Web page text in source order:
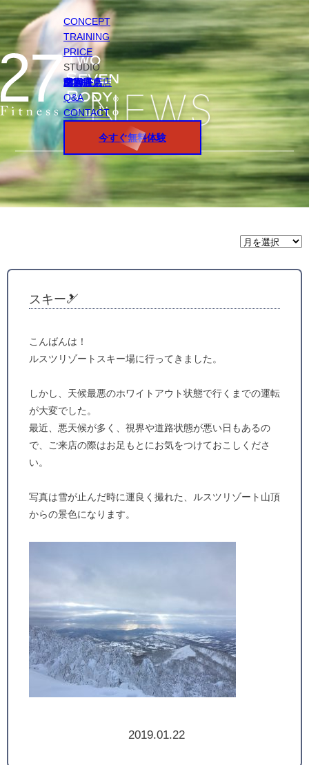
CONCEPT
TRAINING
PRICE
STUDIO
円山店
白石店
桑園店
北18条店
宮の沢店
環状通東店
STAFF
Q&A
CONTACT
今すぐ無料体験
月
間
ー
スキー🎿
こんばんは！
ルスツリゾートスキー場に行ってきました。
しかし、天候最悪のホワイトアウト状態で行くまでの運転
が大変でした。
最近、悪天候が多く、視界や道路状態が悪い日もあるの
で、ご来店の際はお足もとにお気をつけておこしくださ
い。
写真は雪が止んだ時に運良く撮れた、ルスツリゾート山頂
からの景色になります。
2019.01.22